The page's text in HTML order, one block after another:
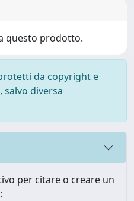
questo prodotto.
da copyright e
diversa
per citare o creare un